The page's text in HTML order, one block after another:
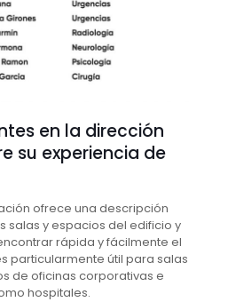
en la dirección
su experiencia de
ofrece una descripción
salas y espacios del edificio y
rápida y fácilmente el
particularmente útil para salas
de oficinas corporativas e
hospitales.